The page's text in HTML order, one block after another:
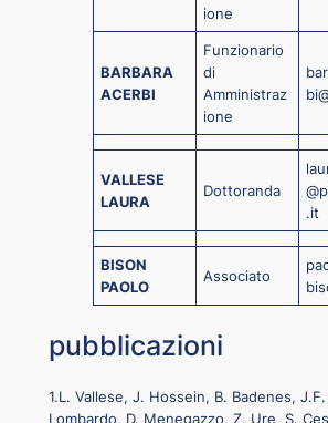
ione
BARBARA
ACERBI
Funzionario
di
Amministraz
ione
VALLESE
LAURA
Dottoranda
.it
BISON
PAOLO
Associato
pubblicazioni
1.L. Vallese, J. Hossein, B. Badenes,
Lombardo, D. Menegazzo, Z. Ure, S.